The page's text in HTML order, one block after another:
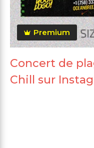
Premium
Concert de
Chill sur